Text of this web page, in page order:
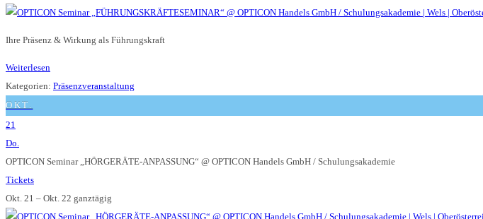
Ihre Präsenz & Wirkung als Führungskraft
Weiterlesen
Kategorien: Präsenzveranstaltung
OKT.
21
Do.
OPTICON Seminar „HÖRGERÄTE-ANPASSUNG“ @ OPTICON Handels GmbH / Schulungsakademie
Tickets
Okt. 21 – Okt. 22 ganztägig